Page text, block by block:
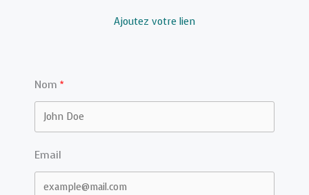
Ajoutez votre lien
Nom
Email